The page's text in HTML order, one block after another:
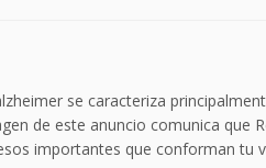
se caracteriza
de este anuncio comunica que
importantes que conforman tu